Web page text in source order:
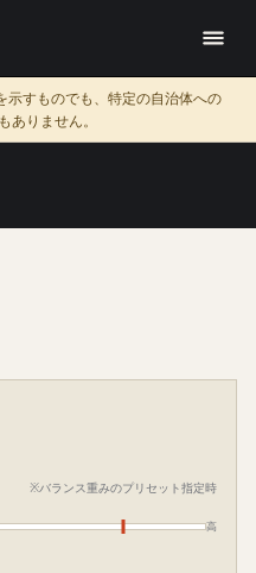
示すものでも、特定の自治体への
ありません。
※バランス重みのプリセット指定時
高